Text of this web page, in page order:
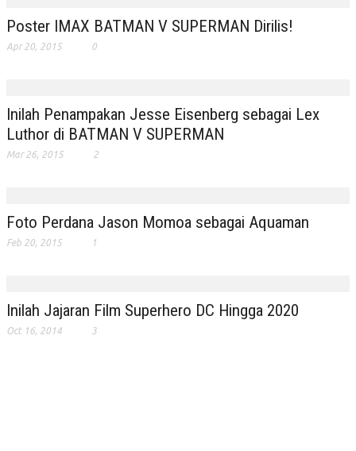
Poster IMAX BATMAN V SUPERMAN Dirilis!
Apr 20, 2015 0
Inilah Penampakan Jesse Eisenberg sebagai Lex
Luthor di BATMAN V SUPERMAN
Mar 26, 2015 2
Foto Perdana Jason Momoa sebagai Aquaman
Feb 20, 2015 1
Inilah Jajaran Film Superhero DC Hingga 2020
Oct 16, 2014 3